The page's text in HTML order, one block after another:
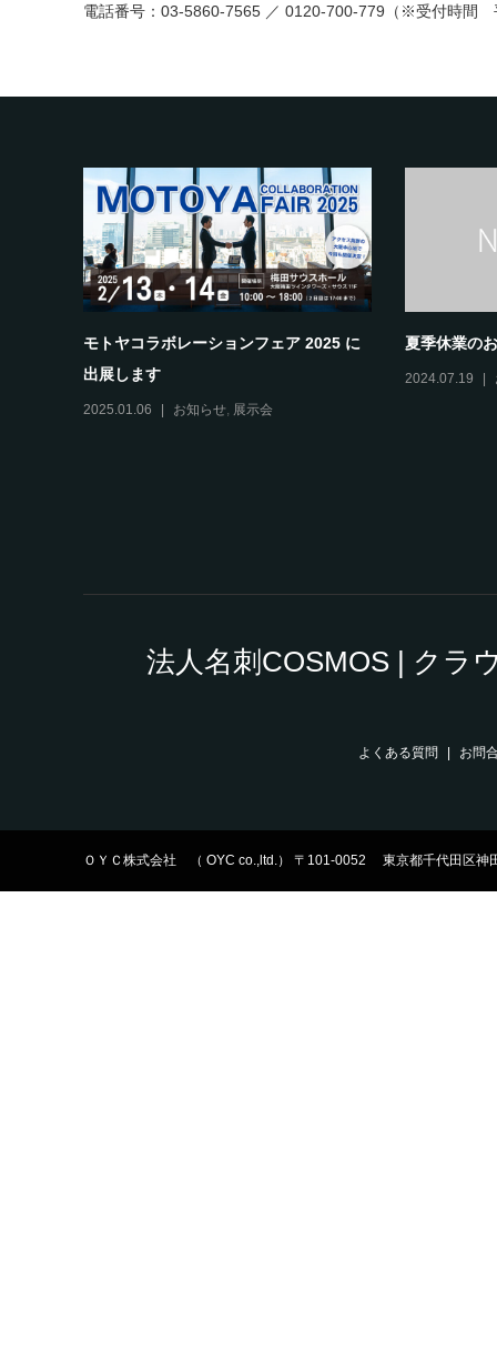
電話番号：03-5860-7565 ／ 0120-700-779（※受付時間
モトヤコラ
に出展します
法人名刺COSMOS | クラ
よくある質問 お問
ＯＹＣ株式会社 （ OYC co.,ltd.） 〒101-0052 東京都千代田区神